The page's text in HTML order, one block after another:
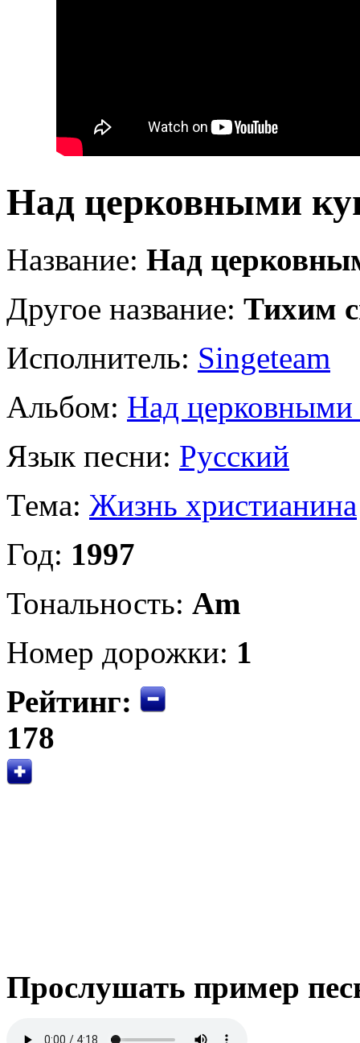
Над церковными
Название: Над
Другое название: Тихим
Исполнитель: Singeteam
Альбом: Над церковными
Язык песни: Русский
Тема: Жизнь христианина
Год: 1997
Тональность: Am
Номер дорожки: 1
Рейтинг:
178
Прослушать пример